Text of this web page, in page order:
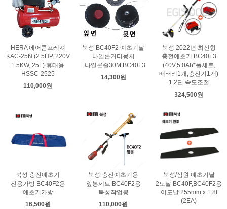
HERA 에어콤프레셔
KAC-25N (2.5HP, 220V
1.5KW, 25L) 휴대용
HSSC-2525
110,000원
북성 BC40F2 예초기날
나일론커터뭉치
+나일론줄30M BC40F3
14,300원
북성 2022년 최신형
충전예초기 BC40F3
(40V,5.0Ah*풀세트,
배터리1개,충전기1개)
1,2단 속도조절
324,500원
북성 충전예초기
전용가방 BC40F2용
예초기가방
16,500원
북성 충전예초기용
앞봉세트 BC40F2용
북성작업봉
110,000원
북성/삼원 예초기날
2도날 BC40F,BC40F2용
이도날 255mm x 1.8t
(2EA)